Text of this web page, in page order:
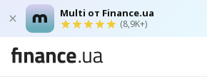
Multi от Finance.ua
(8,9K+)